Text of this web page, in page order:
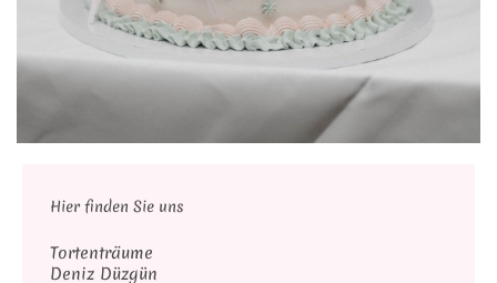
Hier finden Sie uns
Tortenträume
Deniz Düzgün